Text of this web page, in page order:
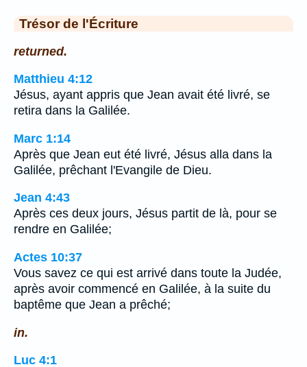
Trésor de l'Écriture
returned.
Matthieu 4:12
Jésus, ayant appris que Jean avait été livré, se
retira dans la Galilée.
Marc 1:14
Après que Jean eut été livré, Jésus alla dans la
Galilée, prêchant l'Evangile de Dieu.
Jean 4:43
Après ces deux jours, Jésus partit de là, pour se
rendre en Galilée;
Actes 10:37
Vous savez ce qui est arrivé dans toute la Judée,
après avoir commencé en Galilée, à la suite du
baptême que Jean a prêché;
in.
Luc 4:1